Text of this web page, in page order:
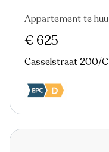
Appartement te
€ 625
Casselstraat 200/